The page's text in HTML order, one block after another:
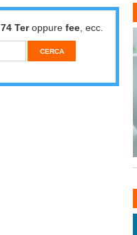
74 Teroppure fee , ecc.